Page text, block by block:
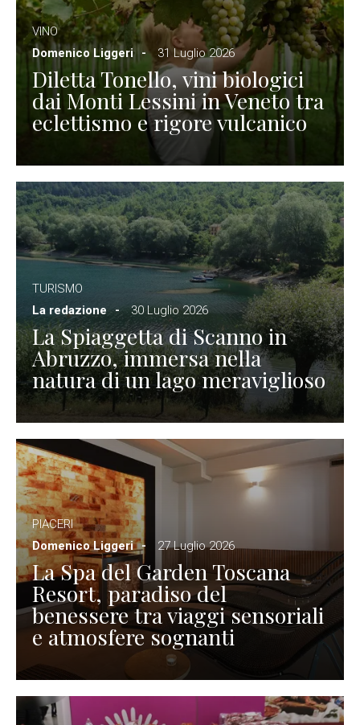
VINO
Domenico Liggeri
31 Luglio 2026
Diletta Tonello, vini biologici
dai Monti Lessini in Veneto tra
eclettismo e rigore vulcanico
TURISMO
La redazione
30 Luglio 2026
La Spiaggetta di Scanno in
Abruzzo, immersa nella
natura di un lago meraviglioso
PIACERI
Domenico Liggeri
27 Luglio 2026
La Spa del Garden Toscana
Resort, paradiso del
benessere tra viaggi sensoriali
e atmosfere sognanti